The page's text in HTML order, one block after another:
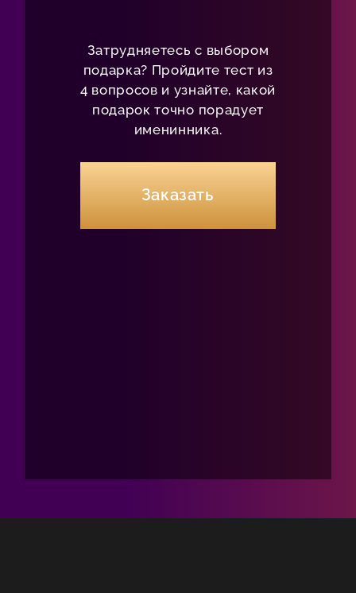
Затрудняетесь с выбором
подарка? Пройдите тест из
4 вопросов и узнайте, какой
подарок точно порадует
именинника.
Заказать